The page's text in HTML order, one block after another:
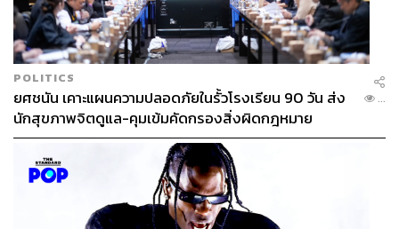
POLITICS
ยศชนัน เคาะแผนความปลอดภัยในรั้วโรงเรียน 90 วัน ส่ง
นักสุขภาพจิตดูแล-คุมเข้มคัดกรองสิ่งผิดกฎหมาย
...